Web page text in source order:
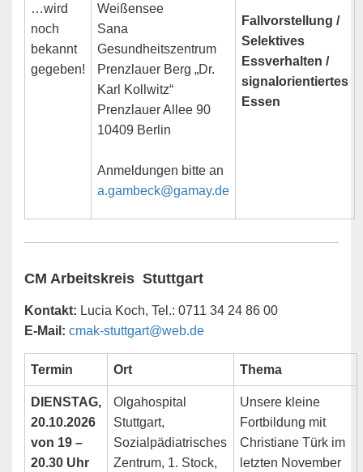
…wird
noch
bekannt
gegeben!
Weißensee
Sana
Gesundheitszentrum
Prenzlauer Berg „Dr.
Karl Kollwitz“
Prenzlauer Allee 90
10409 Berlin
Anmeldungen bitte an
a.gambeck@gamay.de
Fallvorstellung /
Selektives
Essverhalten /
signalorientiertes
Essen
CM Arbeitskreis Stuttgart
Kontakt: Lucia Koch, Tel.: 0711 34 24 86 00
E-Mail: cmak-stuttgart@web.de
Termin Ort Thema
DIENSTAG,
20.10.2026
von 19 –
20.30 Uhr
Olgahospital
Stuttgart,
Sozialpädiatrisches
Zentrum, 1. Stock,
Unsere kleine
Fortbildung mit
Christiane Türk im
letzten November